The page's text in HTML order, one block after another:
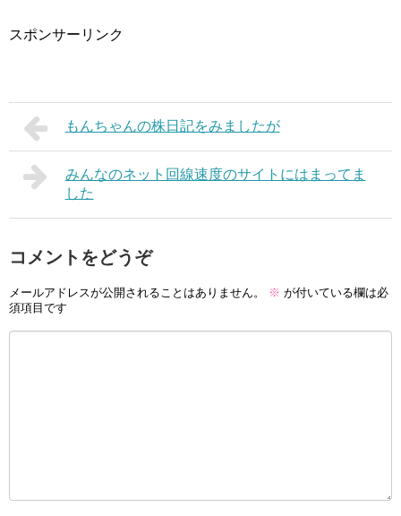
スポンサーリンク
もんちゃんの株日記をみましたが
みんなのネット回線速度のサイトにはまってま
した
コメントをどうぞ
メールアドレスが公開されることはありません。 ※ が付いている欄は必
須項目です